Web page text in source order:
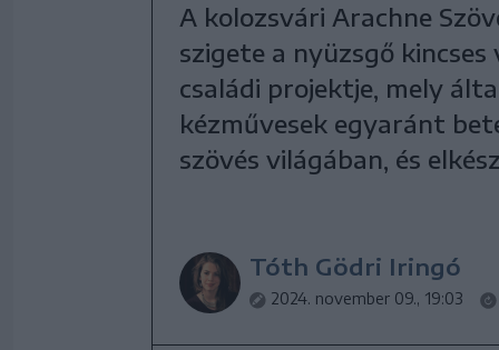
A kolozsvári Arachne
szigete a nyüzsgő kincses
családi projektje, mely
kézművesek egyaránt
szövés világában, és
Tóth Gödri Iringó
2024. november 09., 19:03